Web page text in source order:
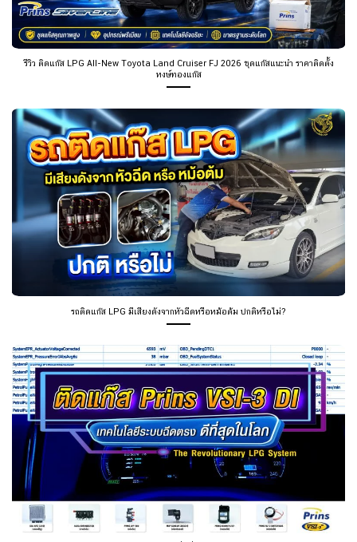
รีวิว ติดแก๊ส LPG All-New Toyota Land Cruiser FJ 2026 ชุดแก๊สแนะนำ ราคาติดตั้ง
หงษ์ทองแก๊ส
รถติดแก๊ส LPG มีเสียงดังจากหัวฉีดหรือหม้อต้ม ปกติหรือไม่?